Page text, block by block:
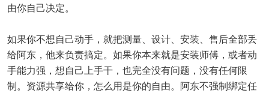
由你自己决定。
如果你不想自己动手，就把测量、设计、安装、售后全部丢
给阿东，他来负责搞定。如果你本来就是安装师傅，或者动
手能力强，想自己上手干，也完全没有问题，没有任何限
制。资源共享给你，怎么用是你的自由。阿东不强制绑定任